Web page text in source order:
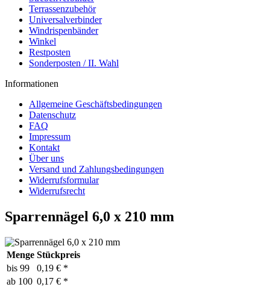
Terrassenzubehör
Universalverbinder
Windrispenbänder
Winkel
Restposten
Sonderposten / II. Wahl
Informationen
Allgemeine Geschäftsbedingungen
Datenschutz
FAQ
Impressum
Kontakt
Über uns
Versand und Zahlungsbedingungen
Widerrufsformular
Widerrufsrecht
Sparrennägel 6,0 x 210 mm
Menge Stückpreis
bis 99
0,19 € *
ab 100 0,17 € *